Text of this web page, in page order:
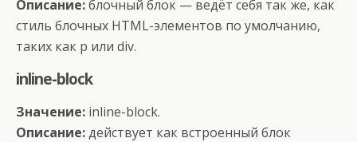
Описание:блочный блок — ведёт себя так же, как
стиль блочных HTML-элементов по умолчанию,
таких как p или div.
inline-block
Значение: inline-block.
Описание:действует как встроенный блок